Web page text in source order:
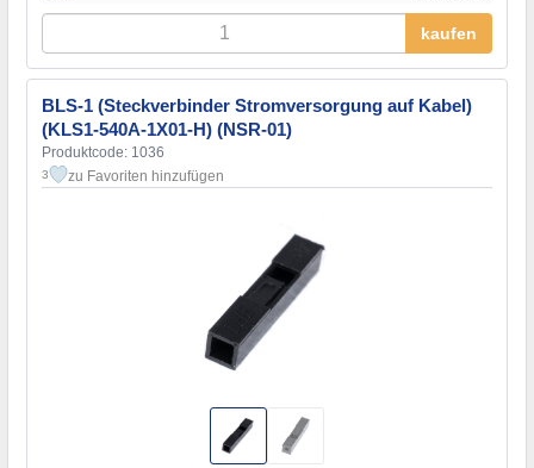
kaufen
BLS-1 (Steckverbinder Stromversorgung auf Kabel)
(KLS1-540A-1X01-H) (NSR-01)
Produktcode: 1036
3 zu Favoriten hinzufügen